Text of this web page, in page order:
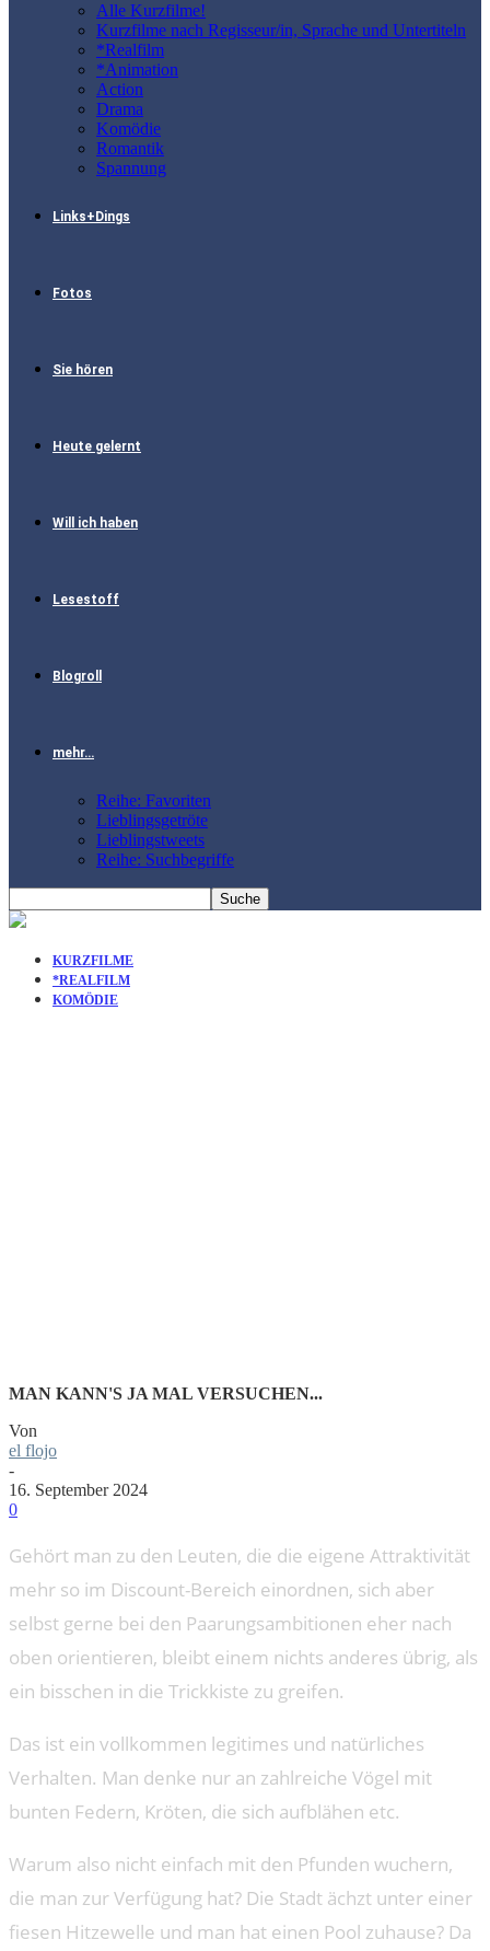
Alle Kurzfilme!
Kurzfilme nach Regisseur/in, Sprache und Untertiteln
*Realfilm
*Animation
Action
Drama
Komödie
Romantik
Spannung
Links+Dings
Fotos
Sie hören
Heute gelernt
Will ich haben
Lesestoff
Blogroll
mehr…
Reihe: Favoriten
Lieblingsgetröte
Lieblingstweets
Reihe: Suchbegriffe
KURZFILME
*REALFILM
KOMÖDIE
MAN KANN'S JA MAL VERSUCHEN...
Von
el flojo
-
16. September 2024
0
Gehört man zu den Leuten, die die eigene Attraktivität
mehr so im Discount-Bereich einordnen, sich aber
selbst gerne bei den Paarungsambitionen eher nach
oben orientieren, bleibt einem nichts anderes übrig, als
ein bisschen in die Trickkiste zu greifen.
Das ist ein vollkommen legitimes und natürliches
Verhalten. Man denke nur an zahlreiche Vögel mit
bunten Federn, Kröten, die sich aufblähen etc.
Warum also nicht einfach mit den Pfunden wuchern,
die man zur Verfügung hat? Die Stadt ächzt unter einer
fiesen Hitzewelle und man hat einen Pool zuhause? Da